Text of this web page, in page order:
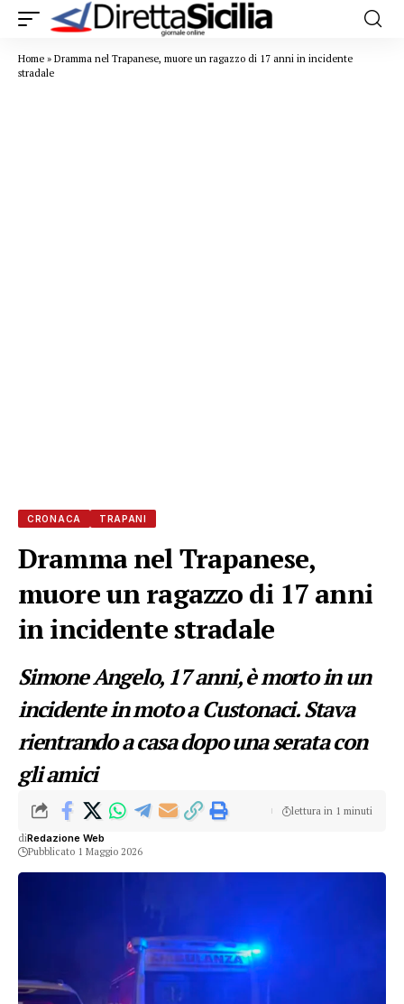
Home » Dramma nel Trapanese, muore un ragazzo di 17 anni in incidente
stradale
CRONACA TRAPANI
Dramma nel Trapanese,
muore un ragazzo di 17 anni
in incidente stradale
Simone Angelo, 17 anni, è morto in un
incidente in moto a Custonaci. Stava
rientrando a casa dopo una serata con
gli amici
diRedazione Web
Pubblicato 1 Maggio 2026
lettura in 1 minuti